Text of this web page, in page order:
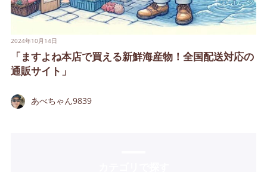
2024年10月14日
「ますよね本店で買える新鮮海産物！全国配送対応の
通販サイト」
あべちゃん9839